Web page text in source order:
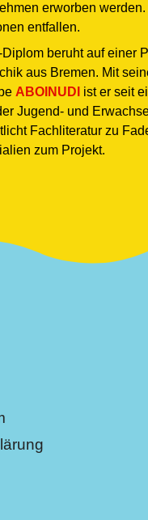
erworben
entfallen.
beruht auf einer
aus Bremen. Mit
ABOINUDI ist er seit
Jugend- und
Fachliteratur zu
zum Projekt.